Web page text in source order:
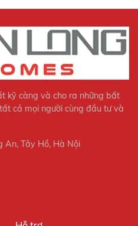
kỹ càng và cho ra những bất
cả mọi người cùng đầu tư và
An, Tây Hồ, Hà Nội